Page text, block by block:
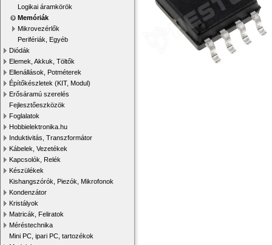
Logikai áramkörök
Memóriák
Mikrovezérlők
Perifériák, Egyéb
Diódák
Elemek, Akkuk, Töltők
Ellenállások, Potméterek
Építőkészletek (KIT, Modul)
Erősáramú szerelés
Fejlesztőeszközök
Foglalatok
Hobbielektronika.hu
Induktivitás, Transzformátor
Kábelek, Vezetékek
Kapcsolók, Relék
Készülékek
Kishangszórók, Piezók, Mikrofonok
Kondenzátor
Kristályok
Matricák, Feliratok
Méréstechnika
Mini PC, ipari PC, tartozékok